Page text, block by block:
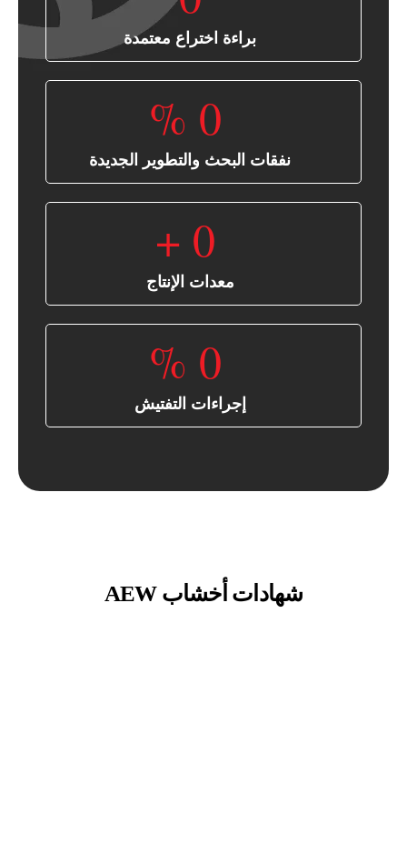
براءة اختراع معتمدة
نفقات البحث والتطوير الجديدة
0
%
معدات الإنتاج
0
+
إجراءات التفتيش
0
%
شهادات أخشاب AEW